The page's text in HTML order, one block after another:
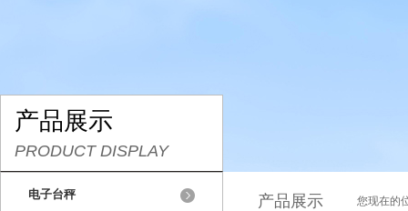
产品展示
PRODUCT DISPLAY
电子台秤 产品展示 您现在的